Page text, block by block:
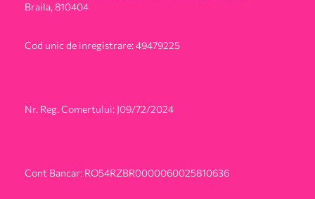
Braila, 810404
Cod unic de inregistrare: 49479225
Nr. Reg. Comertului: J09/72/2024
Cont Bancar: RO54RZBR0000060025810636